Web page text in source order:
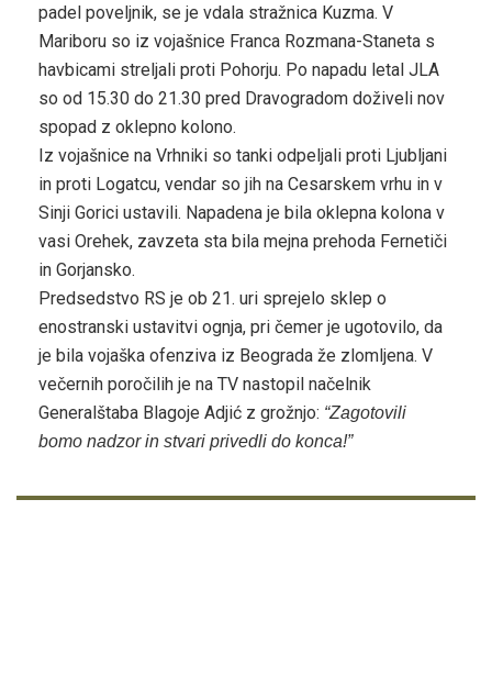
padel poveljnik, se je vdala stražnica Kuzma. V
Mariboru so iz vojašnice Franca Rozmana-Staneta s
havbicami streljali proti Pohorju. Po napadu letal JLA
so od 15.30 do 21.30 pred Dravogradom doživeli nov
spopad z oklepno kolono.
Iz vojašnice na Vrhniki so tanki odpeljali proti Ljubljani
in proti Logatcu, vendar so jih na Cesarskem vrhu in v
Sinji Gorici ustavili. Napadena je bila oklepna kolona v
vasi Orehek, zavzeta sta bila mejna prehoda Fernetiči
in Gorjansko.
Predsedstvo RS je ob 21. uri sprejelo sklep o
enostranski ustavitvi ognja, pri čemer je ugotovilo, da
je bila vojaška ofenziva iz Beograda že zlomljena. V
večernih poročilih je na TV nastopil načelnik
Generalštaba Blagoje Adjić z grožnjo: “Zagotovili
bomo nadzor in stvari privedli do konca!”